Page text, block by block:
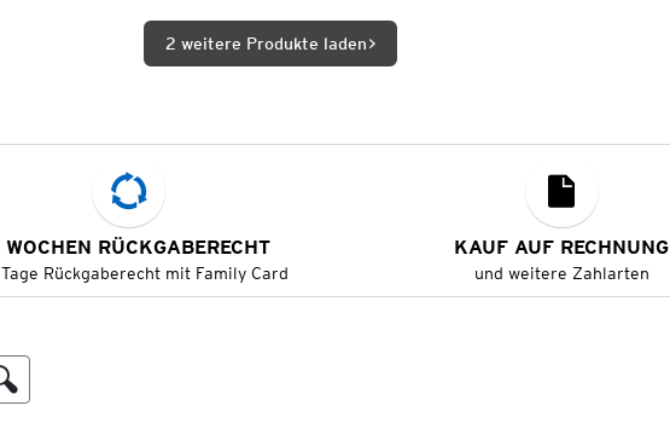
2 weitere Produkte laden
RÜCKGABERECHT
Rückgaberecht mit Family Card
KAUF AUF RECHNUNG
und weitere Zahlarten